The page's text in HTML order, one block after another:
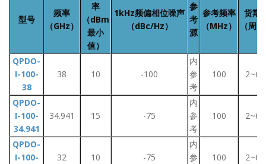
型号
频率
（GHz）
率
（dBm
最小
值）
1kHz频偏相位噪声
（dBc/Hz）
参
考
源
参考频率
（MHz）
货期
（周）
QPDO-
I-100-
38
38 10 -100
内
参
考
100 2~6
QPDO-
I-100-
34.941
34.941 15 -75
内
参
考
100 2~6
QPDO-
I-100-
32 10 -75
内
参
100 2~6